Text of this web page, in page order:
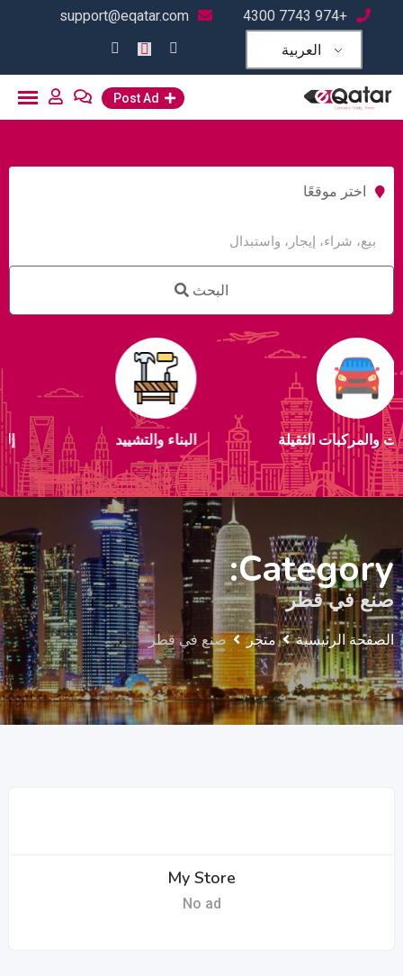
+974 7743 4300
support@eqatar.com
العربية
Post Ad
اختر موقعًا
البحث
البناء والتشييد إلكترونيات
Category:
صنع في قطر
الصفحة الرئيسية متجر صنع في قطر
My Store
No ad